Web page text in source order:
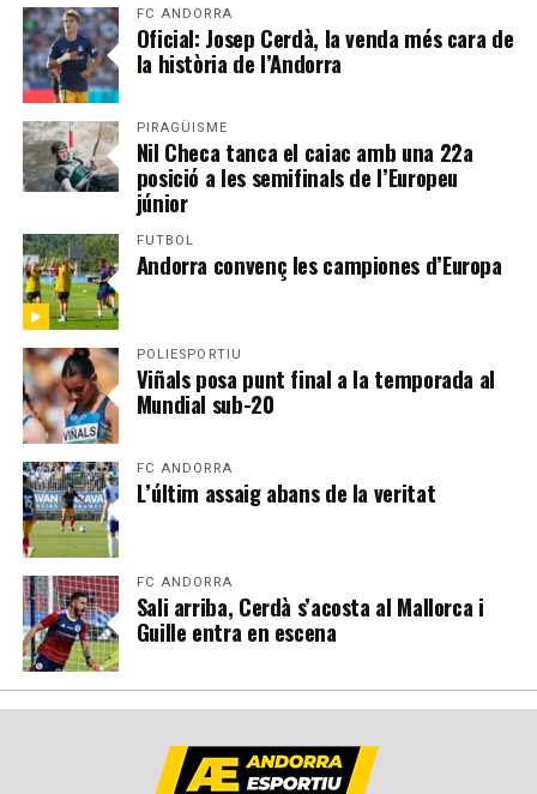
FC ANDORRA
Oficial: Josep Cerdà, la venda més cara de
la història de l’Andorra
PIRAGÜISME
Nil Checa tanca el caiac amb una 22a
posició a les semifinals de l’Europeu
júnior
FUTBOL
Andorra convenç les campiones d’Europa
POLIESPORTIU
Viñals posa punt final a la temporada al
Mundial sub-20
FC ANDORRA
L’últim assaig abans de la veritat
FC ANDORRA
Sali arriba, Cerdà s’acosta al Mallorca i
Guille entra en escena